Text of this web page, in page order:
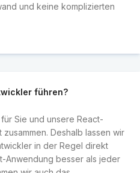
und keine komplizierten
führen?
Sie und unsere React-
Deshalb lassen wir
in der Regel direkt
Anwendung besser als jeder